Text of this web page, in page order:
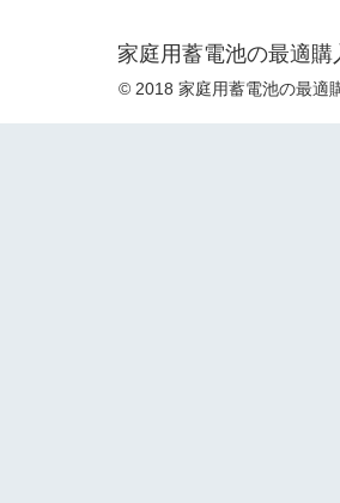
家庭用蓄電池の最適購
© 2018 家庭用蓄電池の最適